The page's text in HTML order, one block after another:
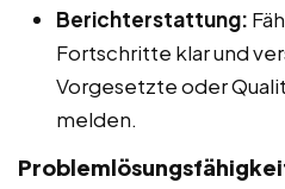
Berichterstattung:
Fortschritte klar und
Vorgesetzte oder
melden.